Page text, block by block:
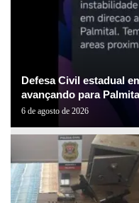
Defesa Civil estadual
avançando para
6 de agosto de 2026